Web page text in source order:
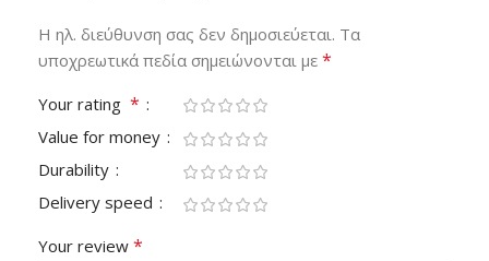
Η ηλ. διεύθυνση σας δεν δημοσιεύεται. Τα
υποχρεωτικά πεδία σημειώνονται με *
Your rating *
Value for money
Durability
Delivery speed
Your review *